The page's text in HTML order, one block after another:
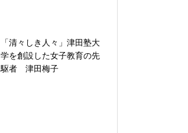
「清々しき人々」津田塾大
学を創設した女子教育の先
駆者 津田梅子